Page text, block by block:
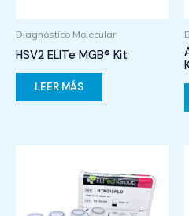
Diagnóstico Molecular
HSV2 ELITe MGB® Kit
LEER MÁS